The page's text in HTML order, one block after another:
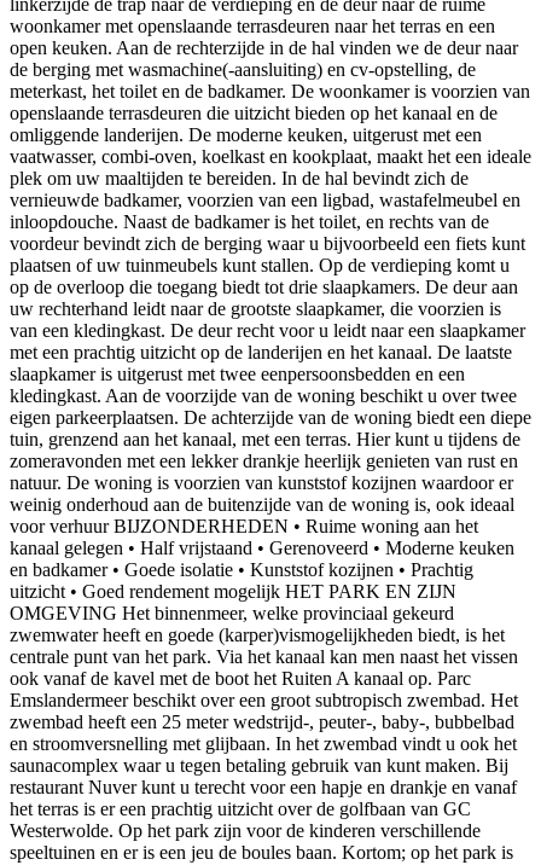
linkerzijde de trap naar de verdieping en de deur naar de ruime
woonkamer met openslaande terrasdeuren naar het terras en een
open keuken. Aan de rechterzijde in de hal vinden we de deur naar
de berging met wasmachine(-aansluiting) en cv-opstelling, de
meterkast, het toilet en de badkamer. De woonkamer is voorzien van
openslaande terrasdeuren die uitzicht bieden op het kanaal en de
omliggende landerijen. De moderne keuken, uitgerust met een
vaatwasser, combi-oven, koelkast en kookplaat, maakt het een ideale
plek om uw maaltijden te bereiden. In de hal bevindt zich de
vernieuwde badkamer, voorzien van een ligbad, wastafelmeubel en
inloopdouche. Naast de badkamer is het toilet, en rechts van de
voordeur bevindt zich de berging waar u bijvoorbeeld een fiets kunt
plaatsen of uw tuinmeubels kunt stallen. Op de verdieping komt u
op de overloop die toegang biedt tot drie slaapkamers. De deur aan
uw rechterhand leidt naar de grootste slaapkamer, die voorzien is
van een kledingkast. De deur recht voor u leidt naar een slaapkamer
met een prachtig uitzicht op de landerijen en het kanaal. De laatste
slaapkamer is uitgerust met twee eenpersoonsbedden en een
kledingkast. Aan de voorzijde van de woning beschikt u over twee
eigen parkeerplaatsen. De achterzijde van de woning biedt een diepe
tuin, grenzend aan het kanaal, met een terras. Hier kunt u tijdens de
zomeravonden met een lekker drankje heerlijk genieten van rust en
natuur. De woning is voorzien van kunststof kozijnen waardoor er
weinig onderhoud aan de buitenzijde van de woning is, ook ideaal
voor verhuur BIJZONDERHEDEN • Ruime woning aan het
kanaal gelegen • Half vrijstaand • Gerenoveerd • Moderne keuken
en badkamer • Goede isolatie • Kunststof kozijnen • Prachtig
uitzicht • Goed rendement mogelijk HET PARK EN ZIJN
OMGEVING Het binnenmeer, welke provinciaal gekeurd
zwemwater heeft en goede (karper)vismogelijkheden biedt, is het
centrale punt van het park. Via het kanaal kan men naast het vissen
ook vanaf de kavel met de boot het Ruiten A kanaal op. Parc
Emslandermeer beschikt over een groot subtropisch zwembad. Het
zwembad heeft een 25 meter wedstrijd-, peuter-, baby-, bubbelbad
en stroomversnelling met glijbaan. In het zwembad vindt u ook het
saunacomplex waar u tegen betaling gebruik van kunt maken. Bij
restaurant Nuver kunt u terecht voor een hapje en drankje en vanaf
het terras is er een prachtig uitzicht over de golfbaan van GC
Westerwolde. Op het park zijn voor de kinderen verschillende
speeltuinen en er is een jeu de boules baan. Kortom; op het park is